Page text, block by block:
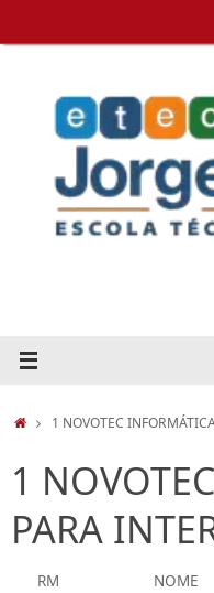
HOME1 NOVOTEC
1
PARA
RM
NOME